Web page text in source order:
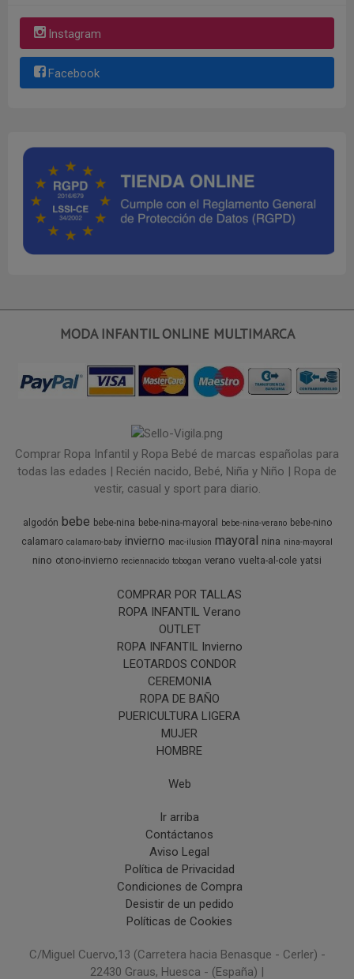
Instagram
Facebook
MODA INFANTIL ONLINE MULTIMARCA
Comprar Ropa Infantil y Ropa Bebé de marcas españolas para
todas las edades | Recién nacido, Bebé, Niña y Niño | Ropa de
vestir, casual y sport para diario.
algodón bebe bebe-nina bebe-nina-mayoral bebe-nina-verano bebe-nino
calamaro calamaro-baby invierno mac-ilusion mayoral nina nina-mayoral
nino otono-invierno reciennacido tobogan verano vuelta-al-cole yatsi
COMPRAR POR TALLAS
ROPA INFANTIL Verano
OUTLET
ROPA INFANTIL Invierno
LEOTARDOS CONDOR
CEREMONIA
ROPA DE BAÑO
PUERICULTURA LIGERA
MUJER
HOMBRE
Web
Ir arriba
Contáctanos
Aviso Legal
Política de Privacidad
Condiciones de Compra
Desistir de un pedido
Políticas de Cookies
C/Miguel Cuervo,13 (Carretera hacia Benasque - Cerler) -
22430 Graus, Huesca - (España) |